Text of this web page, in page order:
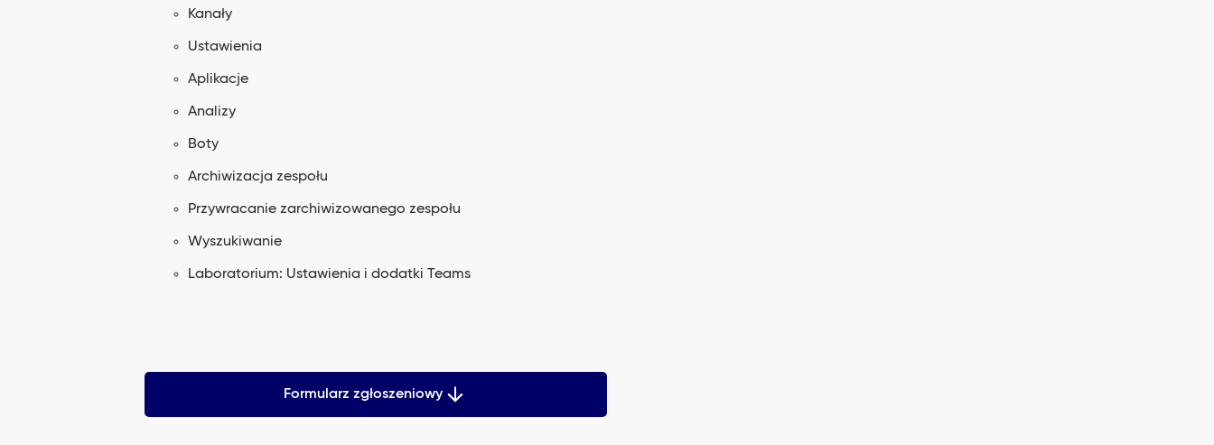
Kanały
Ustawienia
Aplikacje
Analizy
Boty
Archiwizacja zespołu
Przywracanie zarchiwizowanego zespołu
Wyszukiwanie
Laboratorium: Ustawienia i dodatki Teams
Formularz zgłoszeniowy